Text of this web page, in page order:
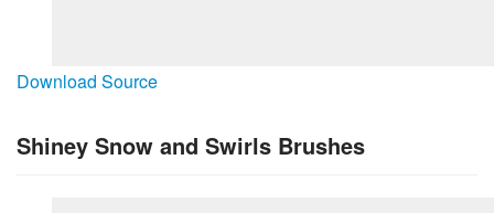
Download Source
Shiney Snow and Swirls Brushes